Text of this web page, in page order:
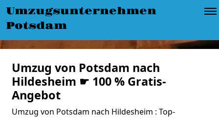
Umzugsunternehmen
Potsdam
Umzug von Potsdam nach
Hildesheim ☛ 100 % Gratis-
Angebot
Umzug von Potsdam nach Hildesheim : Top-